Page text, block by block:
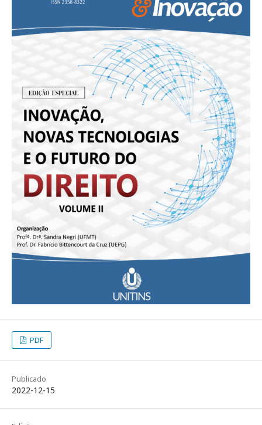
PDF
Publicado
2022-12-15